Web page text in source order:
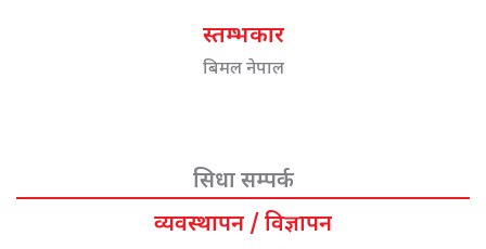
स्तम्भकार
बिमल नेपाल
सिधा सम्पर्क
व्यवस्थापन / विज्ञापन